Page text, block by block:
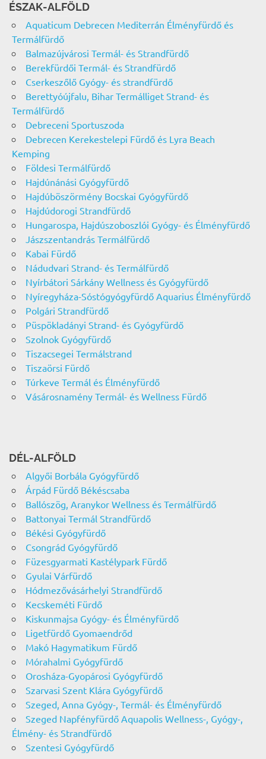
ÉSZAK-ALFÖLD
Aquaticum Debrecen Mediterrán Élményfürdő és
Termálfürdő
Balmazújvárosi Termál- és Strandfürdő
Berekfürdői Termál- és Strandfürdő
Cserkeszőlő Gyógy- és strandfürdő
Berettyóújfalu, Bihar Termálliget Strand- és
Termálfürdő
Debreceni Sportuszoda
Debrecen Kerekestelepi Fürdő és Lyra Beach
Kemping
Földesi Termálfürdő
Hajdúnánási Gyógyfürdő
Hajdúböszörmény Bocskai Gyógyfürdő
Hajdúdorogi Strandfürdő
Hungarospa, Hajdúszoboszlói Gyógy- és Élményfürdő
Jászszentandrás Termálfürdő
Kabai Fürdő
Nádudvari Strand- és Termálfürdő
Nyírbátori Sárkány Wellness és Gyógyfürdő
Nyíregyháza-Sóstógyógyfürdő Aquarius Élményfürdő
Polgári Strandfürdő
Püspökladányi Strand- és Gyógyfürdő
Szolnok Gyógyfürdő
Tiszacsegei Termálstrand
Tiszaörsi Fürdő
Túrkeve Termál és Élményfürdő
Vásárosnamény Termál- és Wellness Fürdő
DÉL-ALFÖLD
Algyői Borbála Gyógyfürdő
Árpád Fürdő Békéscsaba
Ballószög, Aranykor Wellness és Termálfürdő
Battonyai Termál Strandfürdő
Békési Gyógyfürdő
Csongrád Gyógyfürdő
Füzesgyarmati Kastélypark Fürdő
Gyulai Várfürdő
Hódmezővásárhelyi Strandfürdő
Kecskeméti Fürdő
Kiskunmajsa Gyógy- és Élményfürdő
Ligetfürdő Gyomaendrőd
Makó Hagymatikum Fürdő
Mórahalmi Gyógyfürdő
Orosháza-Gyopárosi Gyógyfürdő
Szarvasi Szent Klára Gyógyfürdő
Szeged, Anna Gyógy-, Termál- és Élményfürdő
Szeged Napfényfürdő Aquapolis Wellness-, Gyógy-,
Élmény- és Strandfürdő
Szentesi Gyógyfürdő